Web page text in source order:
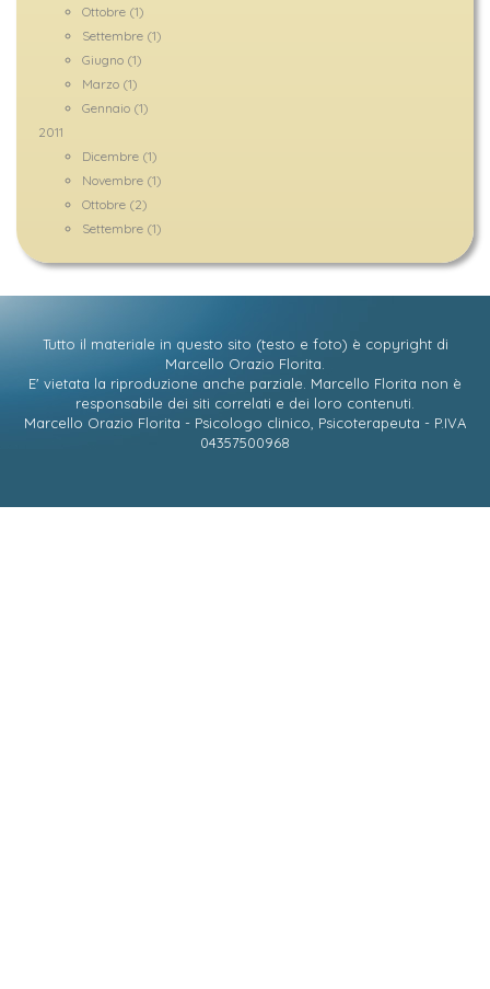
Ottobre (1)
Settembre (1)
Giugno (1)
Marzo (1)
Gennaio (1)
2011
Dicembre (1)
Novembre (1)
Ottobre (2)
Settembre (1)
Tutto il materiale in questo sito (testo e foto) è copyright di
Marcello Orazio Florita
E' vietata la riproduzione anche parziale. Marcello Florita non è
responsabile dei siti correlati e dei loro contenuti.
Marcello Orazio Florita - Psicologo clinico, Psicoterapeuta - P.IVA
04357500968